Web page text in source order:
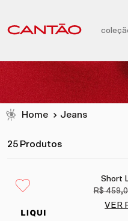
Jeans
25 Produtos
Short
R$
VER